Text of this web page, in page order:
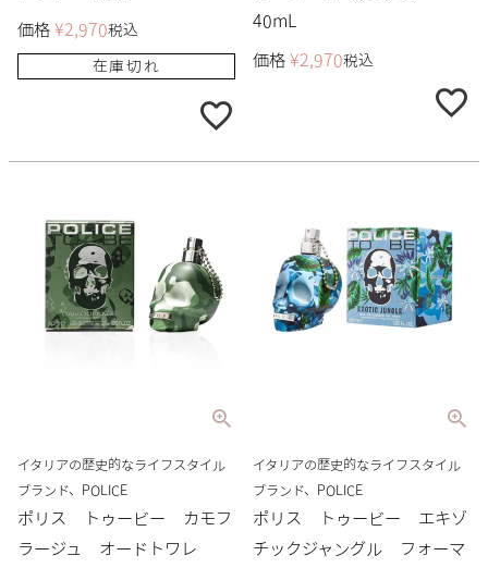
価格 ¥2,970税込
在庫切れ
40mL
価格 ¥2,970税込
イタリアの歴史的なライフスタイル
ブランド、POLICE
ポリス トゥービー カモフ
ラージュ オードトワレ
イタリアの歴史的なライフスタイル
ブランド、POLICE
ポリス トゥービー エキゾ
チックジャングル フォーマ